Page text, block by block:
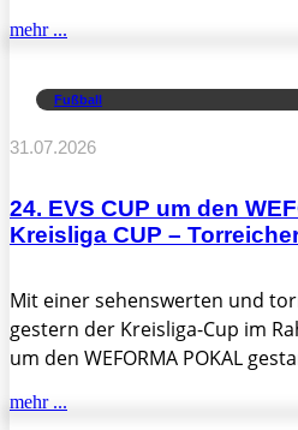
mehr ...
Fußball
31.07.2026
24. EVS CUP um den
Kreisliga CUP –
Mit einer sehenswerten und
gestern der Kreisliga-Cup im
um den WEFORMA POKAL
mehr ...